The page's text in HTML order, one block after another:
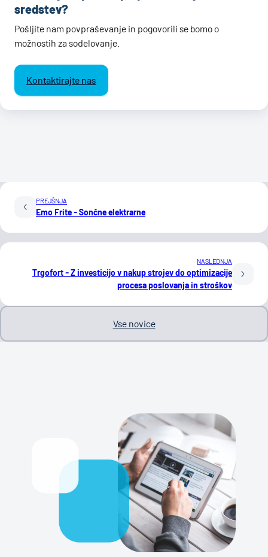
sredstev?
Pošljite nam povpraševanje in pogovorili se bomo o
možnostih za sodelovanje.
Kontaktirajte nas
PREJŠNJA
Emo Frite - Sončne elektrarne
NASLEDNJA
Trgofort - Z investicijo v nakup strojev do optimizacije
procesa poslovanja in stroškov
Vse novice